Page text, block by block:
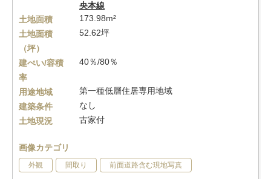
央本線
土地面積
173.98m²
土地面積
（坪）
52.62坪
建ぺい/容積
率
40％/80％
用途地域
第一種低層住居専用地域
建築条件
なし
土地現況
古家付
画像カテゴリ
外観 間取り 前面道路含む現地写真